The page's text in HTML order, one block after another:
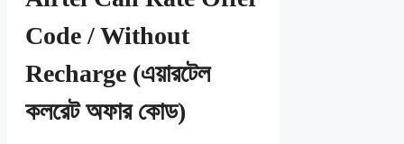
Code / Without
Recharge (এয়ারটেল
কলরেট অফার কোড)